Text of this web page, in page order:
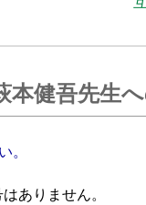
健吾先生
。
ありません。